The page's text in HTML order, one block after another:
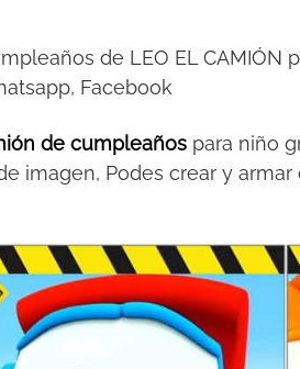
de LEO EL CAMIÓN
Facebook
de cumpleaños para niño
imagen, Podes crear y